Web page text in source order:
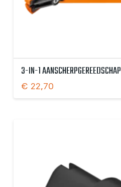
3-IN-1 AANSCHERPGEREEDSCHAP
€ 22,70